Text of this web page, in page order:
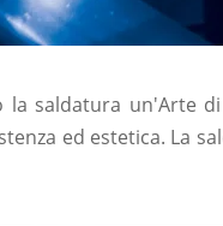
la saldatura un'Arte
ed estetica. La